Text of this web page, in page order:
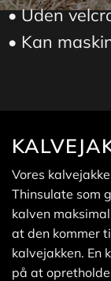
• Uden
• Kan
Vores
Thinsulate som
kalven
at den kommer
kalvejakken. En
på at